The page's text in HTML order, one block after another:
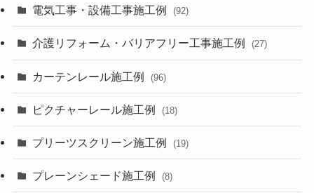
電気工事・設備工事施工例 (92)
介護リフォーム・バリアフリー工事施工例 (27)
カーテンレール施工例 (96)
ピクチャーレール施工例 (18)
プリーツスクリーン施工例 (19)
プレーンシェード施工例 (8)